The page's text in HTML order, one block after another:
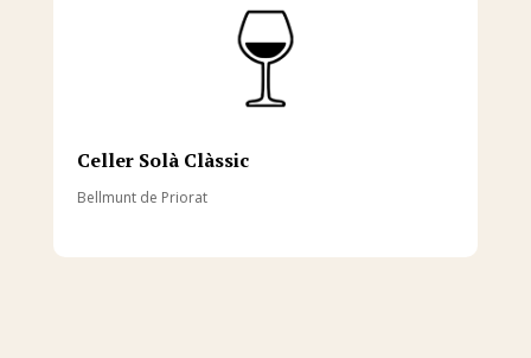
Celler Solà Clàssic
Bellmunt de Priorat